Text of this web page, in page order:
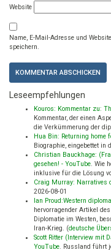
Website
Name, E-Mail-Adresse und
speichern.
Leseempfehlungen
Kouros: Kommentar zu:
Kommentar, der einen
die Verkümmerung der
Hua Bin: Returning home
Biographie, eingebettet in
Christian Bauckhage:
gesehen! - YouTube. Wie
inklusive für die Lösung
Craig Murray: Narratives
2026-08-01
Ian Proud:Western
hervorragender Artikel
Diplomatie im Westen,
Iran-Krieg. (deutsche
Scott Ritter (Interview mit
YouTube. Russland führt